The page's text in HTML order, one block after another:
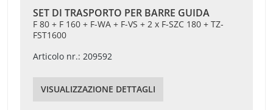
SET DI TRASPORTO PER BARRE GUIDA
F 80 + F 160 + F-WA + F-VS + 2 x F-SZC 180 + TZ-
FST1600
Articolo nr.: 209592
VISUALIZZAZIONE DETTAGLI